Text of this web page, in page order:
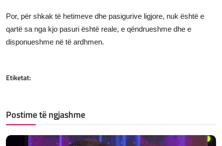
Por, për shkak të hetimeve dhe pasigurive ligjore, nuk është e
qartë sa nga kjo pasuri është reale, e qëndrueshme dhe e
disponueshme në të ardhmen.
Etiketat:
Postime të ngjashme